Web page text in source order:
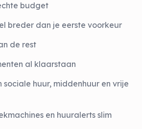
budget
breder dan je eerste voorkeur
de rest
al klaarstaan
sociale huur, middenhuur en vrije
en huuralerts slim